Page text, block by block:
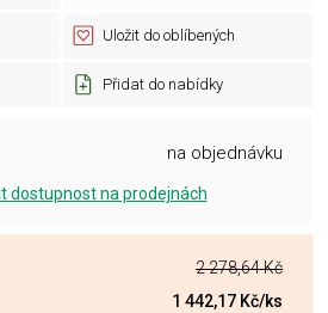
Uložit do oblíbených
Přidat do nabídky
na objednávku
dostupnost na prodejnách
2 278,64 Kč
1 442,17 Kč/ks